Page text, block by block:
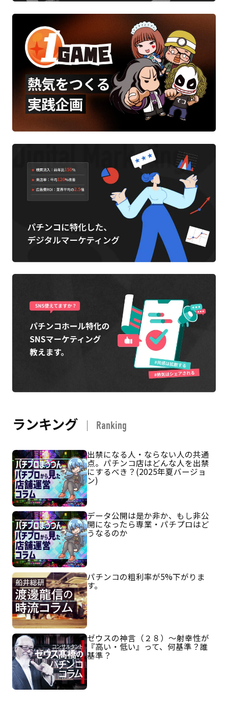
ランキング Ranking
出禁になる人・ならない人の共通
点。パチンコ店はどんな人を出禁
にするべき？(2025年夏バージョ
ン)
データ公開は是か非か、もし非公
開になったら専業・パチプロはど
うなるのか
パチンコの粗利率が5%下がりま
す。
ゼウスの神言（２８）～射幸性が
『高い・低い』って、何基準？誰
基準？